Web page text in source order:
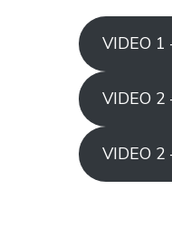
VIDEO 1
VIDEO 2
VIDEO 2